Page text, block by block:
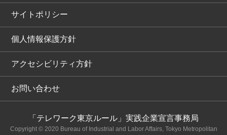
サイトポリシー
個人情報保護方針
アクセシビリティ方針
お問い合わせ
「テレワーク東京ルール」実践企業宣言事務局
Copyright © 2020 Bureau of Industrial and Labor Affairs, Tokyo Metropolitan